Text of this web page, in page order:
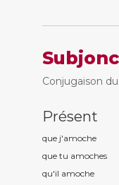
Conjugaison
Présent
que j'amoche
que tu amoches
qu'il amoche